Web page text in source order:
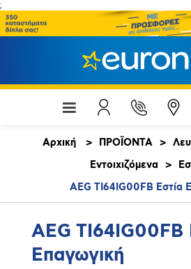
;
Αρχική > ΠΡΟΪΟΝΤΑ >
Εντοιχιζόμενα
>
AEG TI64IG00FB Εστία
AEG TI64IG00FB
Επαγωγική